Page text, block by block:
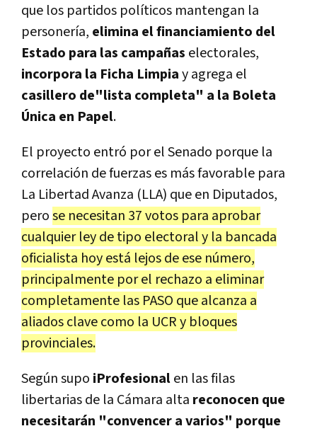
que los partidos políticos mantengan la
personería, elimina el financiamiento del
Estado para las campañas electorales,
incorpora la Ficha Limpiay agrega el
casillero de"lista completa" a la Boleta
Única en Papel.
El proyecto entró por el Senado porque la
correlación de fuerzas es más favorable para
La Libertad Avanza (LLA) que en Diputados,
perose necesitan 37 votos para aprobar
cualquier ley de tipo electoral y la bancada
oficialista hoy está lejos de ese número,
principalmente por el rechazo a eliminar
completamente las PASO que alcanza a
aliados clave como la UCR y bloques
provinciales.
Según supo iProfesionalen las filas
libertarias de la Cámara alta reconocen que
necesitarán "convencer a varios" porque